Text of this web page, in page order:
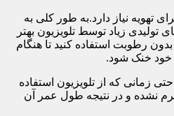
تهویه نیاز دارد.به طور کلی به
زیاد توسط تلویزیون بهتر
رطوبت استفاده کنید تا هنگام
خود خنک شود.
زمانی که از تلویزیون استفاده
نشده و در نتیجه طول عمر آن